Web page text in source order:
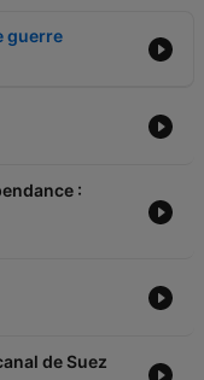
guerre
:
de Suez